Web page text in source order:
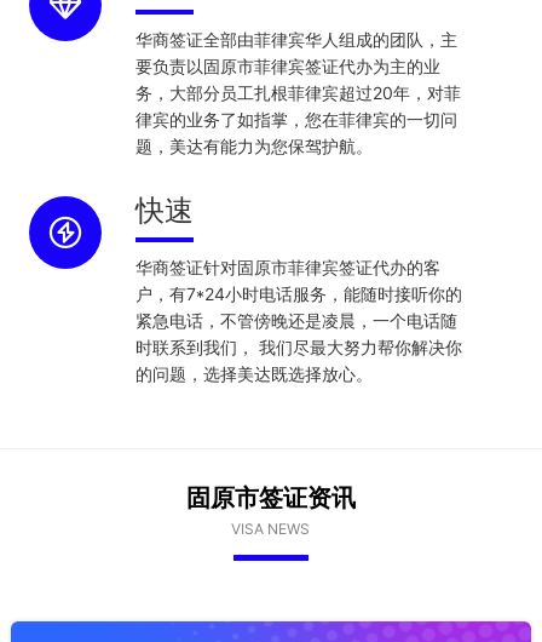
华商签证全部由菲律宾华人组成的团队，主
要负责以固原市菲律宾签证代办为主的业
务，大部分员工扎根菲律宾超过20年，对菲
律宾的业务了如指掌，您在菲律宾的一切问
题，美达有能力为您保驾护航。
快速
华商签证针对固原市菲律宾签证代办的客
户，有7*24小时电话服务，能随时接听你的
紧急电话，不管傍晚还是凌晨，一个电话随
时联系到我们， 我们尽最大努力帮你解决你
的问题，选择美达既选择放心。
固原市签证资讯
VISA NEWS